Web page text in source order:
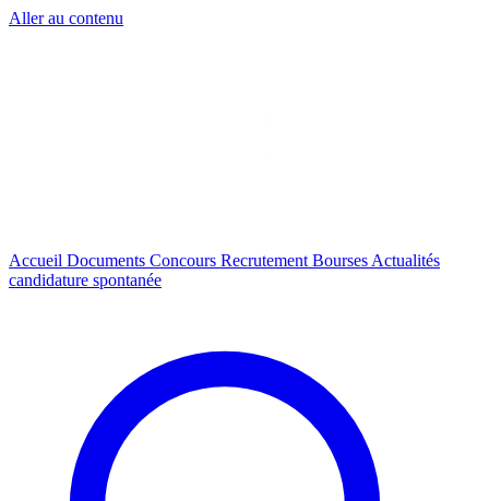
Aller au contenu
Accueil Documents Concours Recrutement Bourses Actualités
candidature spontanée